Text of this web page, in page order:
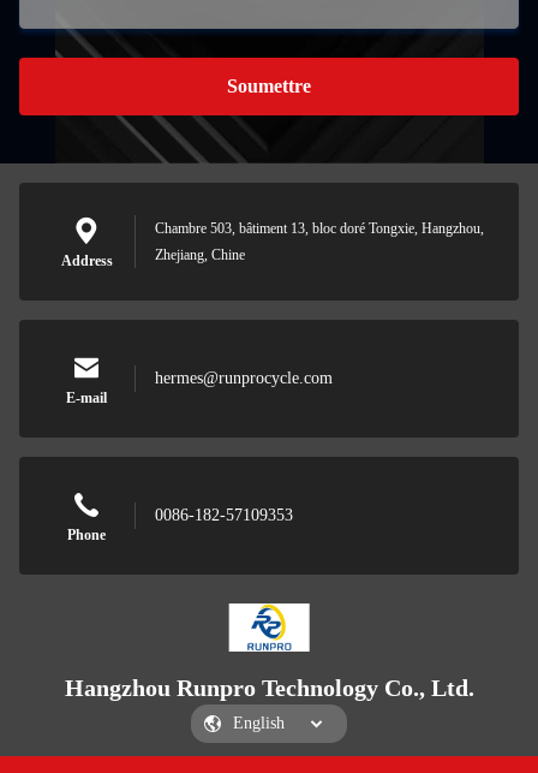
Soumettre
Address
Chambre 503, bâtiment 13, bloc doré Tongxie, Hangzhou,
Zhejiang, Chine
E-mail
hermes@runprocycle.com
Phone
0086-182-57109353
Hangzhou Runpro Technology Co., Ltd.